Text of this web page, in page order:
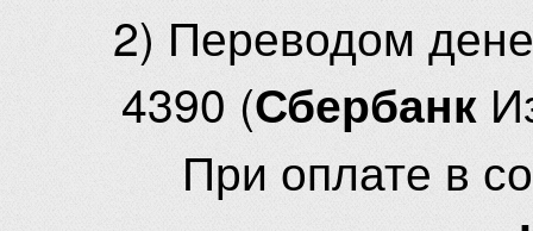
2) Переводом
4390 (Сбербанк
При оплате в